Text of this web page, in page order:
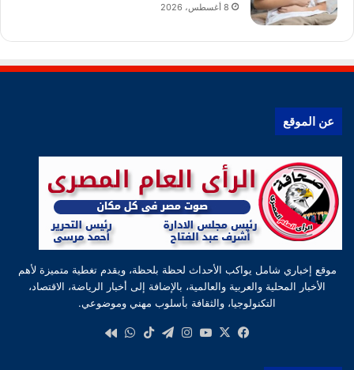
8 أغسطس، 2026
عن الموقع
موقع إخباري شامل يواكب الأحداث لحظة بلحظة، ويقدم تغطية متميزة لأهم
الأخبار المحلية والعربية والعالمية، بالإضافة إلى أخبار الرياضة، الاقتصاد،
التكنولوجيا، والثقافة بأسلوب مهني وموضوعي.
فيسبوك
‫X
‫YouTube
انستقرام
تيلقرام‫TikTokواتساب